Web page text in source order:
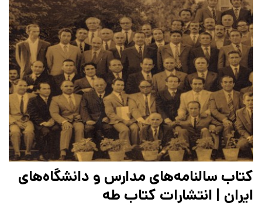
کتاب سالنامه‌های مدارس و دانشگاه‌های
ایران | انتشارات کتاب طه